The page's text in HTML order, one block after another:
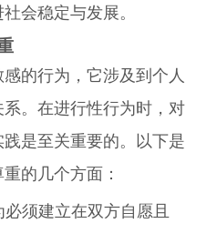
会稳定与发展。
的行为，它涉及到个人
。在进行性行为时，对
是至关重要的。以下是
的几个方面：
须建立在双方自愿且